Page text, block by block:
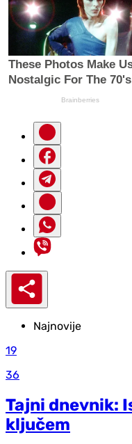
Najnovije
19
36
Tajni dnevnik:
ključem